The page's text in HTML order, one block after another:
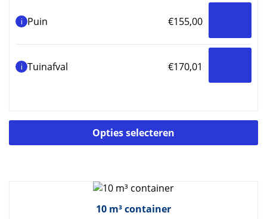
i Puin €155,00
i Tuinafval €170,01
Opties selecteren
10 m³ container